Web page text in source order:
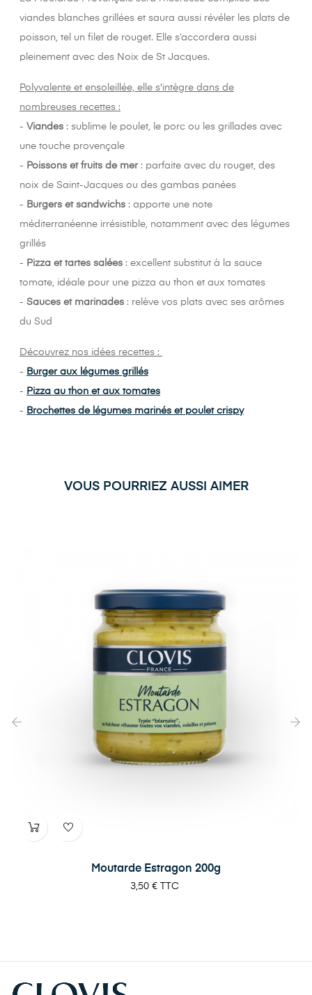
viandes blanches grillées et saura aussi révéler les plats de
poisson, tel un filet de rouget. Elle s’accordera aussi
pleinement avec des Noix de St Jacques.
Polyvalente et ensoleillée, elle s'intègre dans de
nombreuses recettes :
- Viandes : sublime le poulet, le porc ou les grillades avec
une touche provençale
- Poissons et fruits de mer: parfaite avec du rouget, des
noix de Saint-Jacques ou des gambas panées
- Burgers et sandwichs : apporte une note
méditerranéenne irrésistible, notamment avec des légumes
grillés
- Pizza et tartes salées : excellent substitut à la sauce
tomate, idéale pour une pizza au thon et aux tomates
- Sauces et marinades : relève vos plats avec ses arômes
du Sud
Découvrez nos idées recettes :
- Burger aux légumes grillés
- Pizza au thon et aux tomates
- Brochettes de légumes marinés et poulet crispy
VOUS POURRIEZ AUSSI AIMER
Moutarde Estragon 200g
Prix
3,50 € TTC